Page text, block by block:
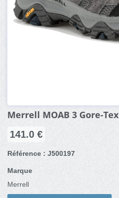
Merrell MOAB 3 Gore-Tex
141.0 €
Référence : J500197
Marque
Merrell